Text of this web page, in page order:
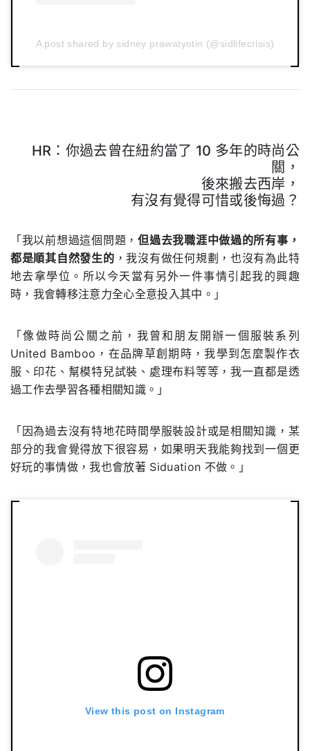
A post shared by sidney prawatyotin (@sidlifecrisis)
HR：你過去曾在紐約當了 10 多年的時尚公
關，
後來搬去西岸，
有沒有覺得可惜或後悔過？
「我以前想過這個問題，但過去我職涯中做過的所有事，
都是順其自然發生的 ，我沒有做任何規劃，也沒有為此特
地去拿學位。所以今天當有另外一件事情引起我的興趣
時，我會轉移注意力全心全意投入其中。」
「像做時尚公關之前，我曾和朋友開辦一個服裝系列
United Bamboo，在品牌草創期時，我學到怎麼製作衣
服、印花、幫模特兒試裝、處理布料等等，我一直都是透
過工作去學習各種相關知識。」
「因為過去沒有特地花時間學服裝設計或是相關知識，某
部分的我會覺得放下很容易，如果明天我能夠找到一個更
好玩的事情做，我也會放著 Siduation 不做。」
View this post on Instagram